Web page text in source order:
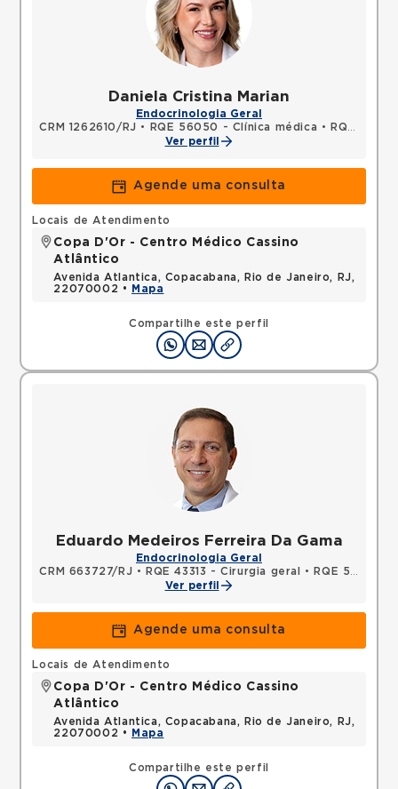
Daniela Cristina Marian
Endocrinologia Geral
CRM 1262610/RJ • RQE 56050 - Clínica médica •
RQE 56369 - Endocrinologia e metabologia
Ver perfil
Agende uma consulta
Compartilhe este perfil
Locais de Atendimento
Copa D'Or - Centro Médico Cassino
Atlântico
Avenida Atlantica, Copacabana, Rio de Janeiro, RJ,
22070002 •
Mapa
Eduardo Medeiros Ferreira Da Gama
Endocrinologia Geral
CRM 663727/RJ • RQE 43313 - Cirurgia geral •
RQE 53382 - Endocrinologia e metabologia
Ver perfil
Agende uma consulta
Compartilhe este perfil
Locais de Atendimento
Copa D'Or - Centro Médico Cassino
Atlântico
Avenida Atlantica, Copacabana, Rio de Janeiro, RJ,
22070002 •
Mapa